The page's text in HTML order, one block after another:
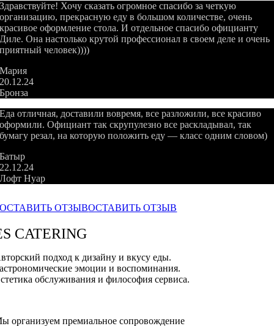
Здравствуйте! Хочу сказать огромное спасибо за четкую
организацию, прекрасную еду в большом количестве, очень
красивое оформление стола. И отдельное спасибо официанту
Диле. Она настолько крутой профессионал в своем деле и очень
приятный человек))))
Мария
20.12.24
Бронза
Еда отличная, доставили вовремя, все разложили, все красиво
оформили. Официант так скрупулезно все раскладывал, так
бумагу резал, на которую положить еду — класс одним словом)
Батыр
22.12.24
Лофт Нуар
ОСТАВИТЬ ОТЗЫВОСТАВИТЬ ОТЗЫВ
CATERING
подход к дизайну и вкусу еды.
эмоции и воспоминания.
обслуживания и философия сервиса.
организуем премиальное сопровождение